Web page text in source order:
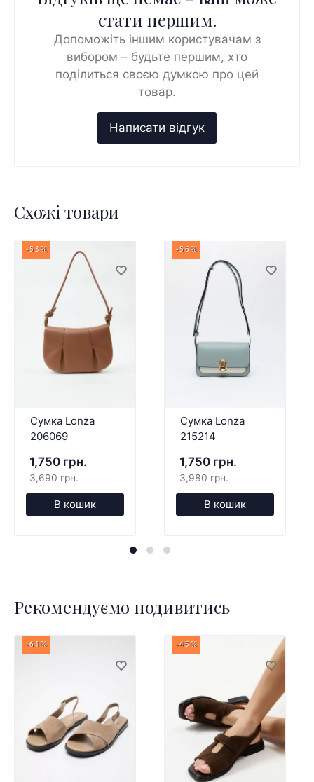
стати першим.
Допоможіть іншим користувачам з
вибором – будьте першим, хто
поділиться своєю думкою про цей
товар.
Схожі товари
-53%
Сумка Lonza
206069
1,750 грн.
3,690 грн.
В кошик
-56%
Сумка Lonza
215214
1,750 грн.
3,980 грн.
В кошик
Рекомендуємо подивитись
-61% -45%